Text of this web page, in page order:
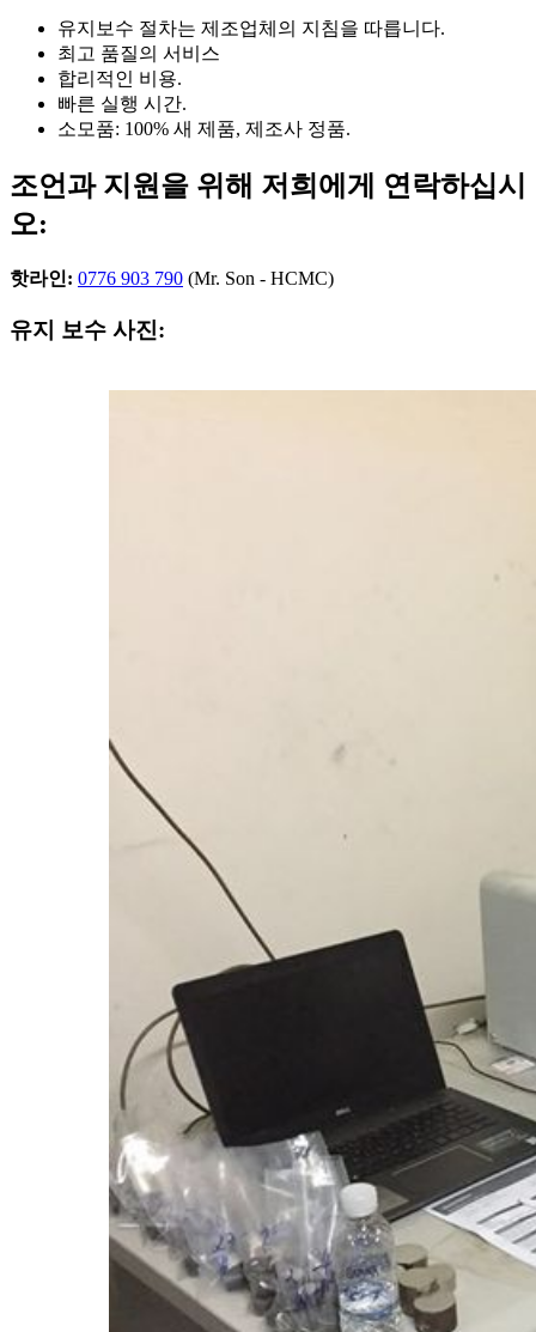
유지보수 절차는 제조업체의 지침을 따릅니다.
최고 품질의 서비스
합리적인 비용.
빠른 실행 시간.
소모품: 100% 새 제품, 제조사 정품.
조언과 지원을 위해 저희에게 연락하십시
오:
핫라인: 0776 903 790 (Mr. Son - HCMC)
유지 보수 사진: